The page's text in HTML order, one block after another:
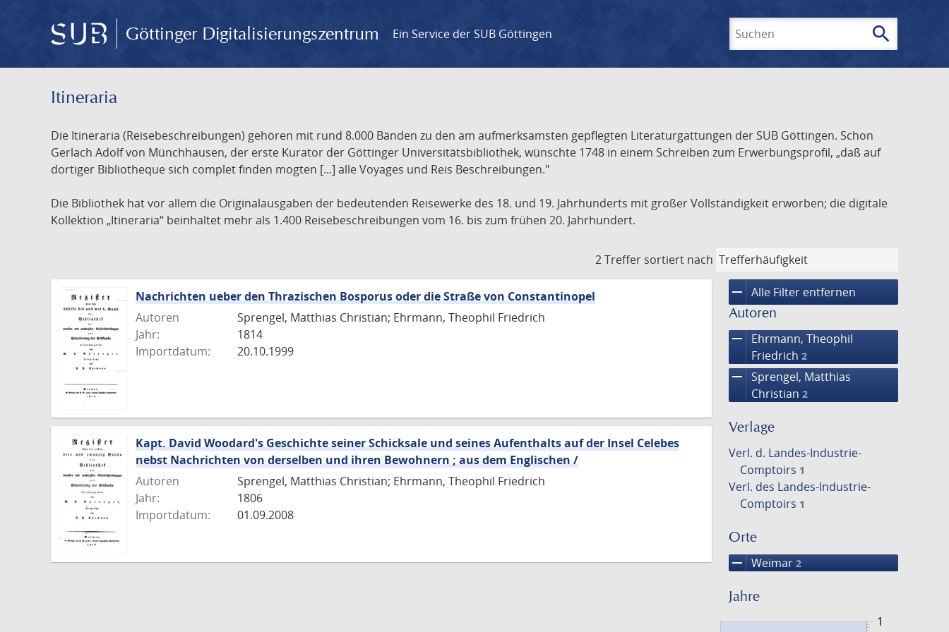
Göttinger Digitalisierungszentrum Ein Service der SUB Göttingen search
Itineraria
Die Itineraria (Reisebeschreibungen) gehören mit rund 8.000 Bänden zu den am aufmerksamsten gepflegten Literaturgattungen der SUB Göttingen. Schon
Gerlach Adolf von Münchhausen, der erste Kurator der Göttinger Universitätsbibliothek, wünschte 1748 in einem Schreiben zum Erwerbungsprofil, „daß auf
dortiger Bibliotheque sich complet finden mogten [...] alle Voyages und Reis Beschreibungen."
Die Bibliothek hat vor allem die Originalausgaben der bedeutenden Reisewerke des 18. und 19. Jahrhunderts mit großer Vollständigkeit erworben; die digitale
Kollektion „Itineraria“ beinhaltet mehr als 1.400 Reisebeschreibungen vom 16. bis zum frühen 20. Jahrhundert.
2 Treffer sortiert nach
remove Alle Filter entfernen
Autoren
remove
Ehrmann, Theophil
Friedrich 2
remove
Sprengel, Matthias
Christian 2
Verlage
Verl. d. Landes-Industrie-
Comptoirs 1
Verl. des Landes-Industrie-
Comptoirs 1
Orte
remove Weimar 2
Jahre
1
Nachrichten ueber den Thrazischen Bosporus oder die Straße von Constantinopel
Autoren
Sprengel, Matthias Christian; Ehrmann, Theophil Friedrich
Jahr:
1814
Importdatum:
20.10.1999
Kapt. David Woodard's Geschichte seiner Schicksale und seines Aufenthalts auf der Insel Celebes
nebst Nachrichten von derselben und ihren Bewohnern ; aus dem Englischen /
Autoren
Sprengel, Matthias Christian; Ehrmann, Theophil Friedrich
Jahr:
1806
Importdatum:
01.09.2008